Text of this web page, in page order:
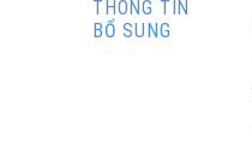
THÔNG TIN
BỔ SUNG